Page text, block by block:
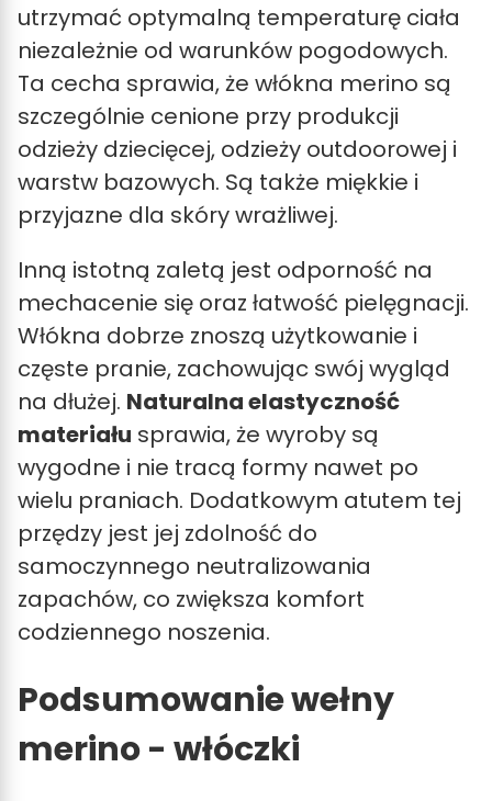
utrzymać optymalną temperaturę ciała
niezależnie od warunków pogodowych.
Ta cecha sprawia, że włókna merino są
szczególnie cenione przy produkcji
odzieży dziecięcej, odzieży outdoorowej i
warstw bazowych. Są także miękkie i
przyjazne dla skóry wrażliwej.
Inną istotną zaletą jest odporność na
mechacenie się oraz łatwość pielęgnacji.
Włókna dobrze znoszą użytkowanie i
częste pranie, zachowując swój wygląd
na dłużej. Naturalna elastyczność
materiału sprawia, że wyroby są
wygodne i nie tracą formy nawet po
wielu praniach. Dodatkowym atutem tej
przędzy jest jej zdolność do
samoczynnego neutralizowania
zapachów, co zwiększa komfort
codziennego noszenia.
Podsumowanie wełny
merino - włóczki